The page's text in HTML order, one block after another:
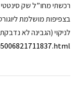
רכשתי מחו”ל שק סינטטי
בצפיפות מושלמת
לניקוי (הגבינה לא